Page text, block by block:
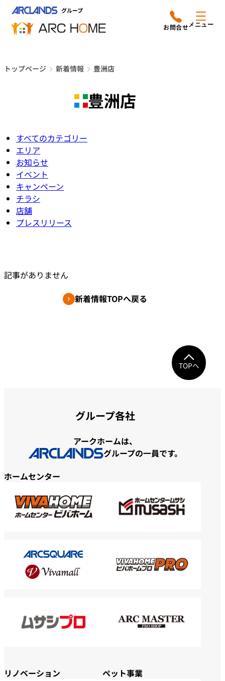
ッ
アークホームについて
施工事例
よみもの
会社情報
オーナー向け会員サービス
よくあるご質問
サイトマップ
採用情報はこちら
メニュー
営業時間は
平日9時から18時までと
電話をかける
トップページ 新着情報 豊洲店
豊洲店
すべてのカテゴリー
エリア
お知らせ
イベント
キャンペーン
チラシ
店舗
プレスリリース
記事がありません
新着情報TOPへ戻る
TOPへ
グループ各社
アークホームは、
グループの一員です。
ホームセンター
リノベーション ペット事業